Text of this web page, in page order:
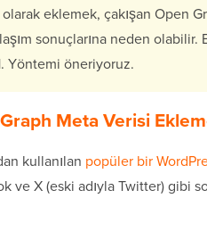
eklemek, çakışan Open
sonuçlarına neden olabilir.
Yöntemi öneriyoruz.
Meta Verisi
kullanılan popüler bir
ve X (eski adıyla Twitter) gibi